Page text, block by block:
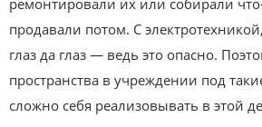
продавали потом. С
глаз да глаз — ведь это опасно.
пространства в учреждении под
сложно себя реализовывать в этой